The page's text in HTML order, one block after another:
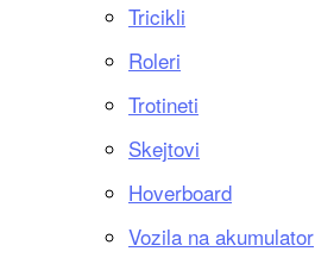
Tricikli
Roleri
Trotineti
Skejtovi
Hoverboard
Vozila na akumulator